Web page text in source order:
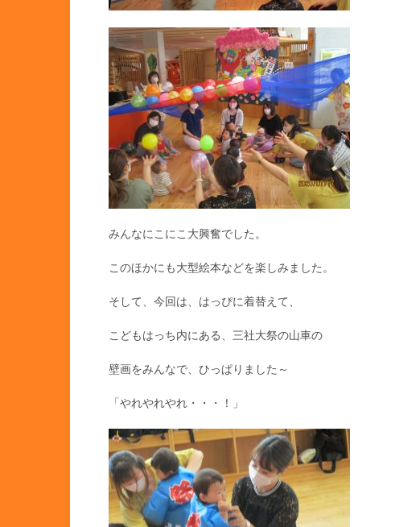
みんなにこにこ大興奮でした。
このほかにも大型絵本などを楽しみました。
そして、今回は、はっぴに着替えて、
こどもはっち内にある、三社大祭の山車の
壁画をみんなで、ひっぱりました～
「やれやれやれ・・・！」